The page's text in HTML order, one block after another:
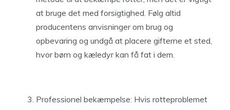
at bruge det med forsigtighed. Følg altid
producentens anvisninger om brug og
opbevaring og undgå at placere gifterne et sted,
hvor børn og kæledyr kan få fat i dem.
Professionel bekæmpelse: Hvis rotteproblemet